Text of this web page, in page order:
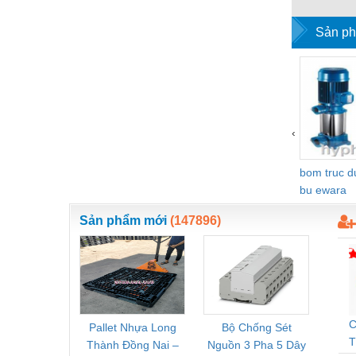
Thiết bị viễn thông
Thủy lực-Thiết bị
Thủy sản - Trang thiết bị
Tự động hoá
Van - Co các loại
Vật liệu mài mòn
Sản
bom truc
bu ewara
‹
Sản phẩm mới (147896)
Pallet Nhựa Long
Thành Đồng Nai –
Bộ Chống Sét
Nguồn 3 Pha 5 Dây
Rơ